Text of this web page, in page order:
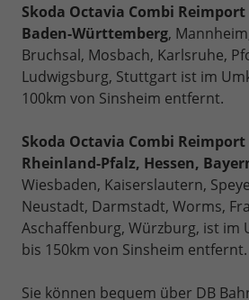
Skoda Octavia Combi
Baden-Württemberg,
Bruchsal, Mosbach, Karlsruhe,
Ludwigsburg, Stuttgart ist im
100km von Sinsheim entfernt.
Skoda Octavia Combi
Rheinland-Pfalz, Hessen,
Wiesbaden, Kaiserslautern,
Neustadt, Darmstadt, Worms,
Aschaffenburg, Würzburg, ist im
bis 150km von Sinsheim entfernt.
Sie können bequem über DB